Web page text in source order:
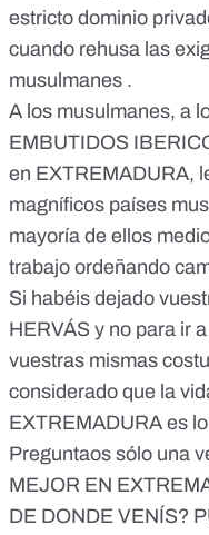
estricto dominio
cuando rehusa las
musulmanes .
A los musulmanes, a
EMBUTIDOS
en EXTREMADURA,
magníficos países
mayoría de ellos
trabajo ordeñando
Si habéis dejado
HERVÁS y no para ir
vuestras mismas
considerado que la
EXTREMADURA es
Preguntaos sólo una
MEJOR EN
DE DONDE VENÍS?